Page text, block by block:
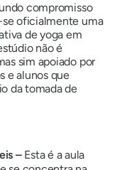
compromisso
oficialmente uma
de yoga em
não é
sim apoiado por
e alunos que
da tomada de
– Esta é a aula